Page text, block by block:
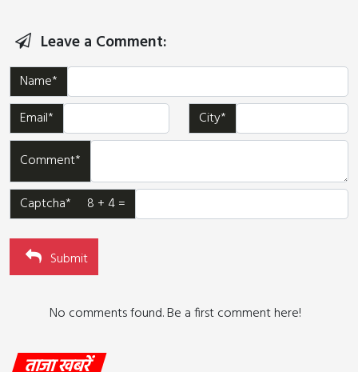
Leave a Comment:
Name*
Email*
City*
Comment*
Captcha* 8 + 4 =
Submit
No comments found. Be a first comment here!